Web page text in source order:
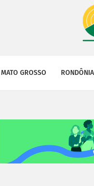
MATO GROSSO RONDÔNIA